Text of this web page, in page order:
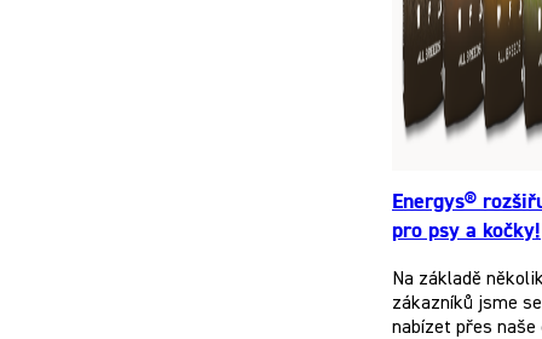
Energys®
pro psy a kočky!
Na základě
zákazníků jsme
nabízet přes